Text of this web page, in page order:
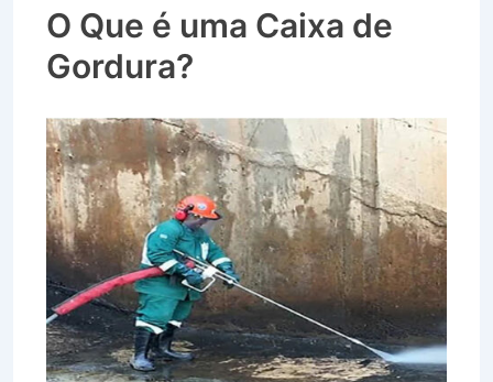
O Que é uma Caixa de
Gordura?